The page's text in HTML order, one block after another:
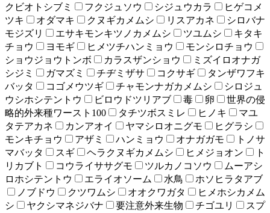
クビオトシブミ
フクジュソウ シジュウカラ
ヒゲコメ
ツキ
オダマキ クヌギカメムシ リスアカネ
シロバナ
モジズリ
エサキモンキツノカメムシ ツユムシ
キタキ
チョウ
ヨモギ ヒメツチハンミョウ
モンシロチョウ
ショウジョウトンボ
カラスザンショウ
ミズイロオナガ
シジミ
ガマズミ チヂミザサ コクサギ
タンザワフキ
バッタ
コゴメウツギ チャモンナガカメムシ
シロジュ
ウシホシテントウ
ビロウドツリアブ 毒 卵
世界の侵
略的外来種ワースト100
タチツボスミレ ヒノキ
マユ
タテアカネ
カンアオイ ヤマシロオニグモ
ヒグラシ
モンキチョウ
アザミ ハンミョウ オナガガモ
トノサ
マバッタ
スギ ヘラクヌギカメムシ ヒメジョオン
ト
リカブト
コウライササグモ ツルカノコソウ
ムーアシ
ロホシテントウ
エライオソーム 水鳥
ホソヒラタアブ
ノブドウ
クツワムシ オオクワガタ
ヒメホシカメム
シ
ヤクシマネジバナ 要注意外来生物 チゴユリ
スプ